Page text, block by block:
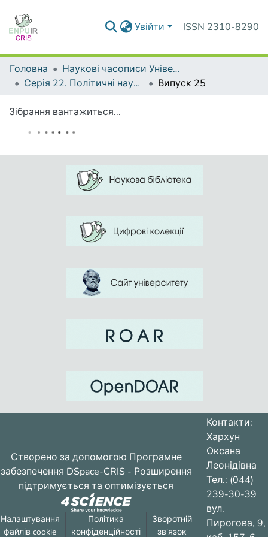
Увійти ISSN 2310-8290
Головна
Наукові часописи Університету
Серія 22. Політичні науки та методики викладання соціально-політичних дисциплін
Випуск 25
Зібрання вантажиться...
Створено за допомогою Програмне
забезпечення DSpace-CRIS - Розширення
підтримується та оптимізується
Налаштування
файлів cookie
Політика
конфіденційності
Зворотній
зв'язок
Контакти:
Хархун
Оксана
Леонідівна
Тел.: (044)
239-30-39
вул.
Пирогова, 9,